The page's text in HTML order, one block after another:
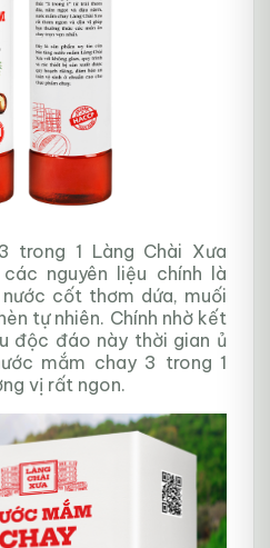
trong 1 Làng Chài Xưa
nguyên liệu chính là
cốt thơm dứa, muối
tự nhiên. Chính nhờ kết
độc đáo này thời gian ủ
mắm chay 3 trong 1
vị rất ngon.